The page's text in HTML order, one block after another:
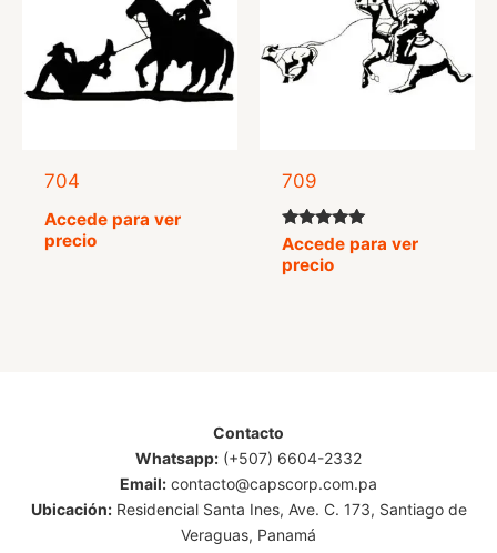
704
Accede para ver
precio
709
Valorado
con
5.00
Accede para ver
precio
Contacto
Whatsapp: (+507) 6604-2332
Email: contacto@capscorp.com.pa
Ubicación:Residencial Santa Ines, Ave. C. 173, Santiago de
Veraguas, Panamá